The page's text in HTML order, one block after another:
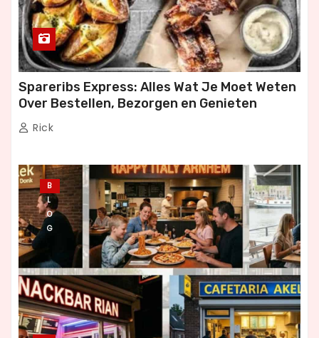
Spareribs Express: Alles Wat Je Moet Weten
Over Bestellen, Bezorgen en Genieten
Rick
B
L
O
G